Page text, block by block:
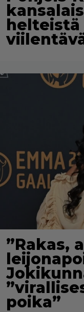
helteistä
”Rakas,
poika”